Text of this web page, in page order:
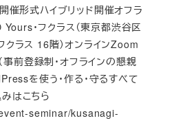
催形式ハイブリッド開催オフラ
Yours・フクラス（東京都渋谷区
ラス 16階）オンラインZoom
前登録制・オフラインの懇親
を使う・作る・守るすべて
はこちら
seminar/kusanagi-